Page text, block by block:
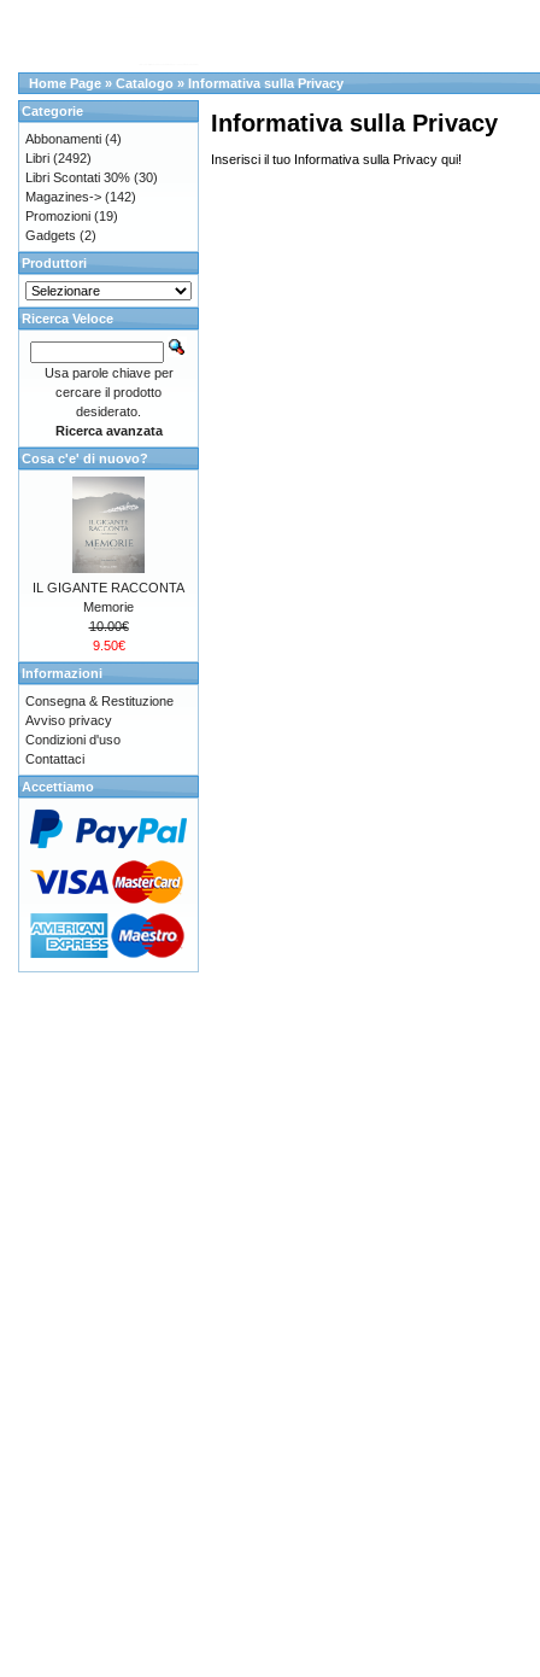
Home Page » Catalogo » Informativa sulla Privacy
Informativa sulla Privacy
Inserisci il tuo Informativa sulla Privacy qui!
Categorie
Abbonamenti (4)
Libri (2492)
Libri Scontati 30% (30)
Magazines-> (142)
Promozioni (19)
Gadgets (2)
Produttori
Ricerca Veloce
Usa parole chiave per
cercare il prodotto
desiderato.
Ricerca avanzata
Cosa c'e' di nuovo?
IL GIGANTE RACCONTA
Memorie
10.00€
9.50€
Informazioni
Consegna & Restituzione
Avviso privacy
Condizioni d'uso
Contattaci
Accettiamo